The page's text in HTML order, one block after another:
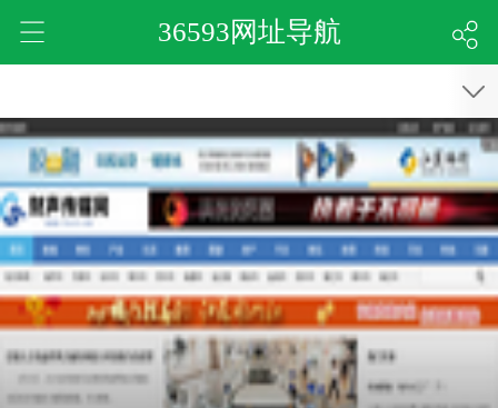
36593网址导航